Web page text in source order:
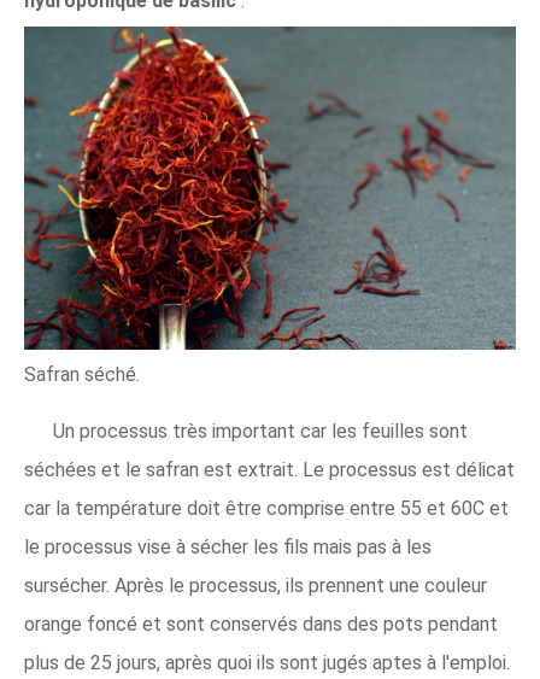
Safran séché.
Un processus très important car les feuilles sont
séchées et le safran est extrait. Le processus est délicat
car la température doit être comprise entre 55 et 60C et
le processus vise à sécher les fils mais pas à les
sursécher. Après le processus, ils prennent une couleur
orange foncé et sont conservés dans des pots pendant
plus de 25 jours, après quoi ils sont jugés aptes à l'emploi.